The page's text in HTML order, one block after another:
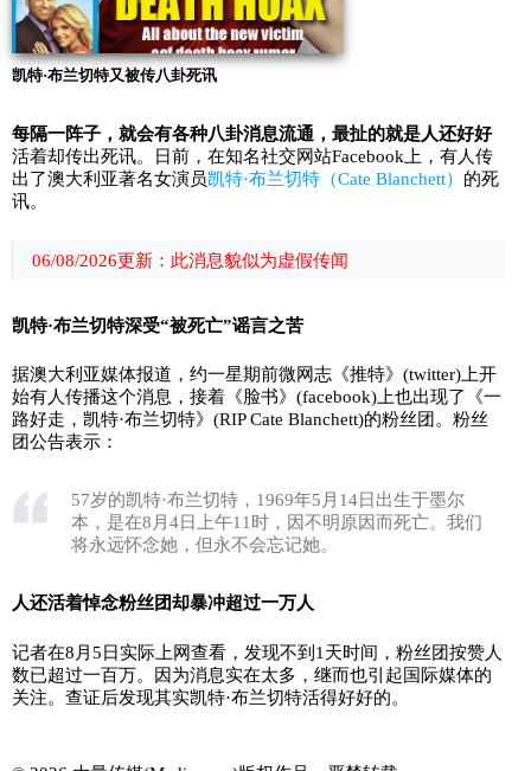
凯特·布兰切特又被传八卦死讯
每隔一阵子，就会有各种八卦消息流通，最扯的就是人还好好
活着却传出死讯。日前，在知名社交网站Facebook上，有人传
出了澳大利亚著名女演员凯特·布兰切特（Cate Blanchett） 的死
讯。
06/08/2026更新：此消息貌似为虚假传闻
凯特·布兰切特深受“被死亡”谣言之苦
据澳大利亚媒体报道，约一星期前微网志《推特》(twitter)上开
始有人传播这个消息，接着《脸书》(facebook)上也出现了《一
路好走，凯特·布兰切特》(RIP Cate Blanchett)的粉丝团。粉丝
团公告表示：
57岁的凯特·布兰切特，1969年5月14日出生于墨尔
本，是在8月4日上午11时，因不明原因而死亡。我们
将永远怀念她，但永不会忘记她。
人还活着悼念粉丝团却暴冲超过一万人
记者在8月5日实际上网查看，发现不到1天时间，粉丝团按赞人
数已超过一百万。因为消息实在太多，继而也引起国际媒体的
关注。查证后发现其实凯特·布兰切特活得好好的。